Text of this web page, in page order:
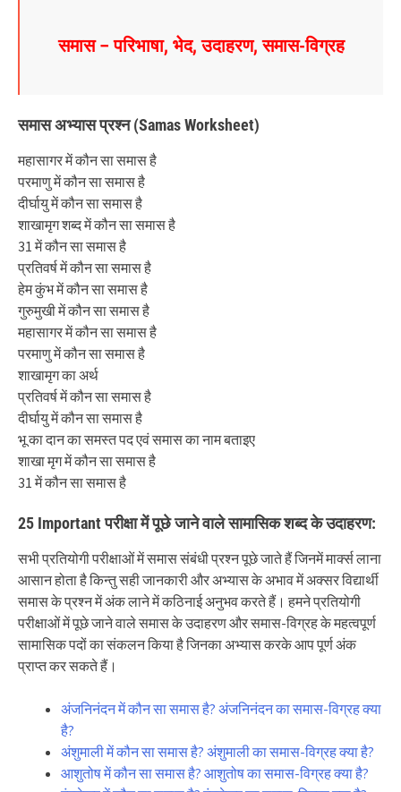
समास – परिभाषा, भेद, उदाहरण, समास-विग्रह
समास अभ्यास प्रश्न (Samas Worksheet)
महासागर में कौन सा समास है
परमाणु में कौन सा समास है
दीर्घायु में कौन सा समास है
शाखामृग शब्द में कौन सा समास है
31 में कौन सा समास है
प्रतिवर्ष में कौन सा समास है
हेम कुंभ में कौन सा समास है
गुरुमुखी में कौन सा समास है
महासागर में कौन सा समास है
परमाणु में कौन सा समास है
शाखामृग का अर्थ
प्रतिवर्ष में कौन सा समास है
दीर्घायु में कौन सा समास है
भू का दान का समस्त पद एवं समास का नाम बताइए
शाखा मृग में कौन सा समास है
31 में कौन सा समास है
25 Important परीक्षा में पूछे जाने वाले सामासिक शब्द के उदाहरण:
सभी प्रतियोगी परीक्षाओं में समास संबंधी प्रश्न पूछे जाते हैं जिनमें मार्क्स लाना
आसान होता है किन्तु सही जानकारी और अभ्यास के अभाव में अक्सर विद्यार्थी
समास के प्रश्न में अंक लाने में कठिनाई अनुभव करते हैं। हमने प्रतियोगी
परीक्षाओं में पूछे जाने वाले समास के उदाहरण और समास-विग्रह के महत्वपूर्ण
सामासिक पदों का संकलन किया है जिनका अभ्यास करके आप पूर्ण अंक
प्राप्त कर सकते हैं।
अंजनिनंदन में कौन सा समास है? अंजनिनंदन का समास-विग्रह क्या
है?
अंशुमाली में कौन सा समास है? अंशुमाली का समास-विग्रह क्या है?
आशुतोष में कौन सा समास है? आशुतोष का समास-विग्रह क्या है?